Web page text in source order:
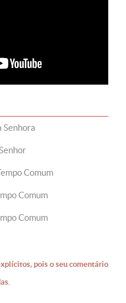
Senhora
Comum
Comum
Comum
pois o seu comentário